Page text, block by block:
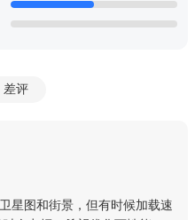
及
数据层和导览的所有场景。
，你可以去进行对不同的
差评
星图和街景，但有时候加载速